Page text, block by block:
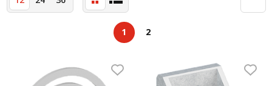
Система V-паза NEW!
Алюминиевые промышленные ограждения
Крейты и кассеты Subrack systems
1 2